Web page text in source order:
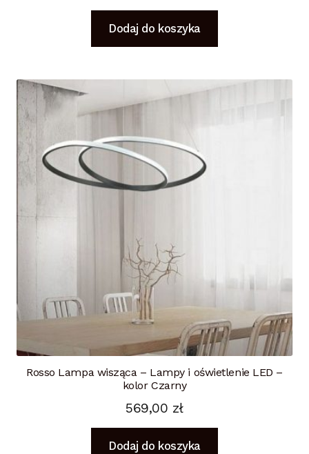
Dodaj do koszyka
Rosso Lampa wisząca – Lampy i oświetlenie LED –
kolor Czarny
569,00 zł
Dodaj do koszyka